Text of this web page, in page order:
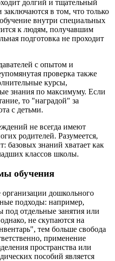
долгий и тщательный
в том, что только
внутри специальных
к людям, получавшим
подготовка не проходит
с опытом и
проверка также
курсы,
знания по максимуму. Если
то "наградой" за
с детьми.
не всегда имеют
родителей. Разумеется,
базовых знаний хватает как
классов школы.
обучения
дошкольного
подходы: например,
отдельные занятия или
не скупаются на
тем больше свобода
применение
пространства или
пособий является